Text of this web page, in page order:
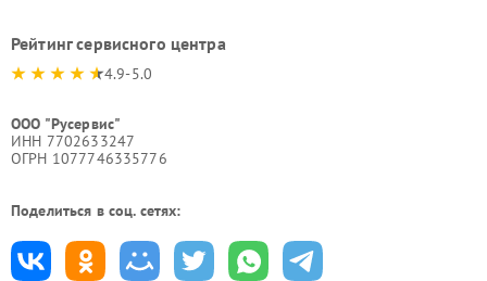
Рейтинг сервисного центра
4.9-5.0
ООО "Русервис"
ИНН 7702633247
ОГРН 1077746335776
Поделиться в соц. сетях: